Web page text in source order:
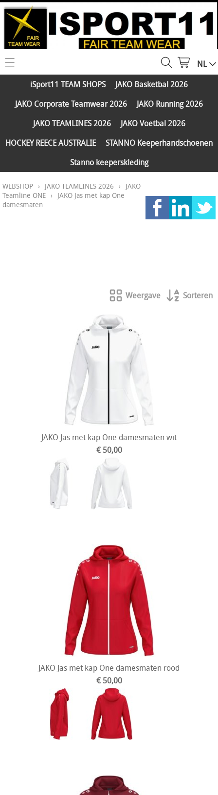
HOME
WEBSHOP
JAKO Running 2026
JAKO TEAMLINES 2026
PARTNERS
Klantengroepen
Verzending - betaling
CONTACT
NL
iSport11 TEAM SHOPS
JAKO Basketbal 2026
JAKO Corporate Teamwear 2026
JAKO Running 2026
JAKO TEAMLINES 2026
JAKO Voetbal 2026
HOCKEY REECE AUSTRALIE
STANNO Keeperhandschoenen
Stanno keeperskleding
WEBSHOP › JAKO TEAMLINES 2026 › JAKO
Teamline ONE › JAKO Jas met kap One
damesmaten
Weergave Sorteren
JAKO Jas met kap One damesmaten wit
€ 50,00
JAKO Jas met kap One damesmaten rood
€ 50,00